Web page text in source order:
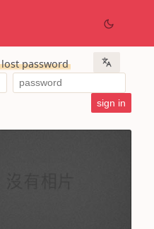
lost password